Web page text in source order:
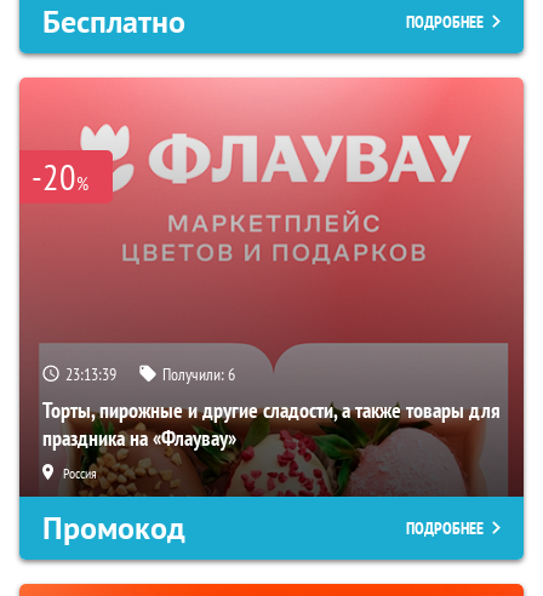
Бесплатно ПОДРОБНЕЕ
-20%
23:13:38 Получили:6
Торты, пирожные и другие сладости, а также товары для
праздника на «Флаувау»
Россия
Промокод ПОДРОБНЕЕ